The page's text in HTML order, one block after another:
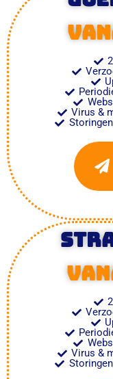
Virus &
Virus &